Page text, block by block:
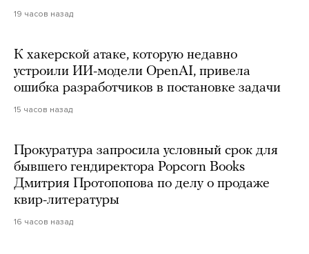
19 часов назад
К хакерской атаке, которую недавно
устроили ИИ-модели OpenAI, привела
ошибка разработчиков в постановке задачи
15 часов назад
Прокуратура запросила условный срок для
бывшего гендиректора Popcorn Books
Дмитрия Протопопова по делу о продаже
квир-литературы
16 часов назад